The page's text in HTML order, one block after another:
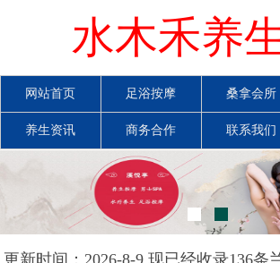
水木禾养
网站首页 足浴按摩 桑拿会所
养生资讯 商务合作 联系我们